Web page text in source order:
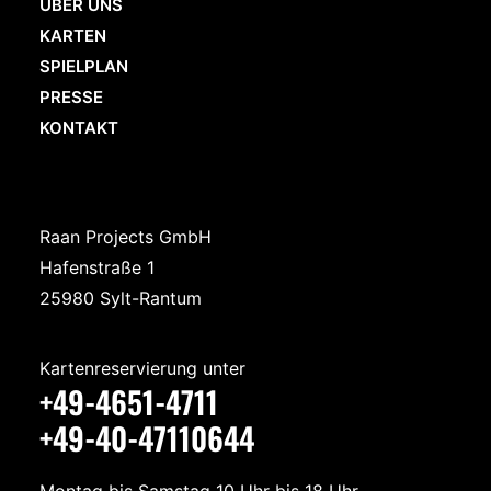
ÜBER UNS
KARTEN
SPIELPLAN
PRESSE
KONTAKT
Raan Projects GmbH
Hafenstraße 1
25980 Sylt-Rantum
Kartenreservierung unter
+49-4651-4711
+49-40-47110644